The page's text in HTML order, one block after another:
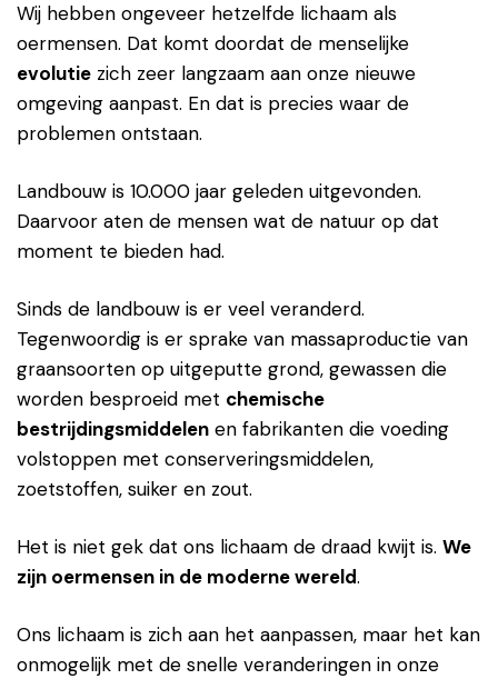
Wij hebben ongeveer hetzelfde lichaam als
oermensen. Dat komt doordat de menselijke
evolutie zich zeer langzaam aan onze nieuwe
omgeving aanpast. En dat is precies waar de
problemen ontstaan.
Landbouw is 10.000 jaar geleden uitgevonden.
Daarvoor aten de mensen wat de natuur op dat
moment te bieden had.
Sinds de landbouw is er veel veranderd.
Tegenwoordig is er sprake van massaproductie van
graansoorten op uitgeputte grond, gewassen die
worden besproeid met chemische
bestrijdingsmiddelen en fabrikanten die voeding
volstoppen met conserveringsmiddelen,
zoetstoffen, suiker en zout.
Het is niet gek dat ons lichaam de draad kwijt is. We
zijn oermensen in de moderne wereld.
Ons lichaam is zich aan het aanpassen, maar het kan
onmogelijk met de snelle veranderingen in onze